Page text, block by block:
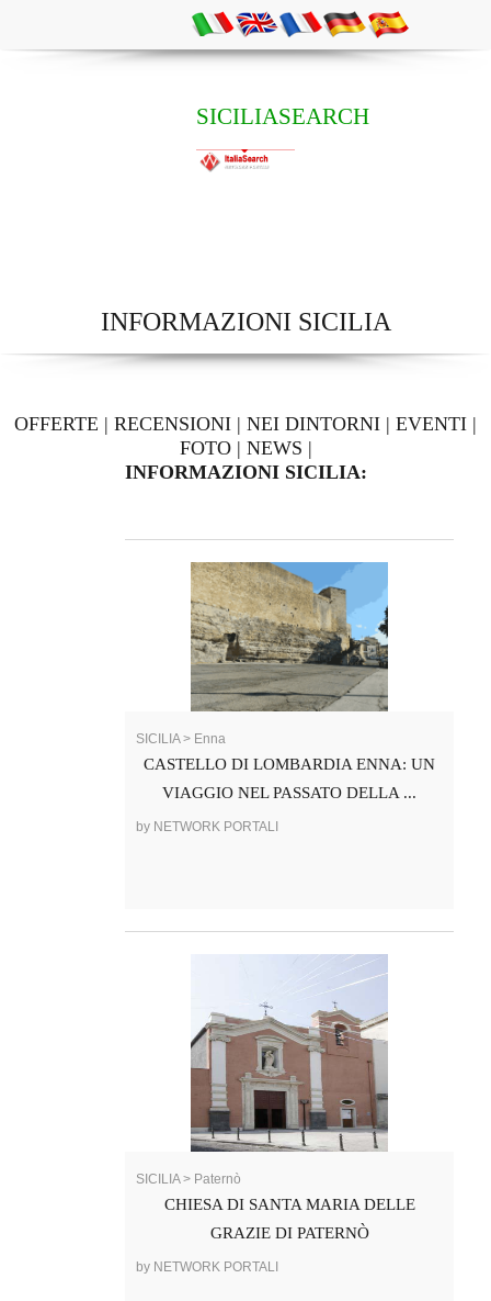
SICILIASEARCH
INFORMAZIONI SICILIA
OFFERTE | RECENSIONI | NEI DINTORNI | EVENTI |
FOTO| NEWS |
INFORMAZIONI SICILIA:
SICILIA > Enna
CASTELLO DI LOMBARDIA ENNA: UN
VIAGGIO NEL PASSATO DELLA ...
by NETWORK PORTALI
SICILIA > Paternò
CHIESA DI SANTA MARIA DELLE
GRAZIE DI PATERNÒ
by NETWORK PORTALI